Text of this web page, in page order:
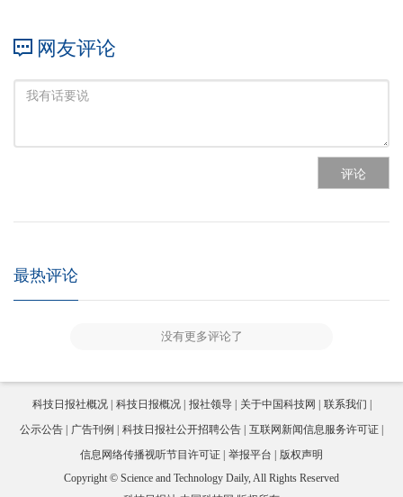
网友评论
评论
最热评论
没有更多评论了
科技日报社概况 科技日报概况 报社领导 关于中国科技网
联系我们
公示公告
广告刊例 科技日报社公开招聘公告
互联网新闻信息服务许可证
信息网络传播视听节目许可证
举报平台
版权声明
Copyright © Science and Technology Daily, All Rights Reserved